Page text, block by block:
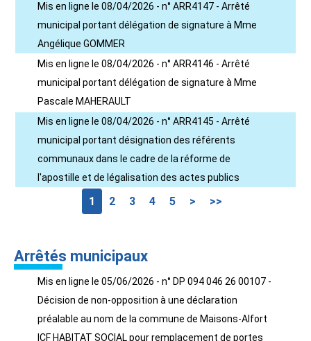
Mis en ligne le 08/04/2026 - n° ARR4147 - Arrêté
municipal portant délégation de signature à Mme
Angélique GOMMER
Mis en ligne le 08/04/2026 - n° ARR4146 - Arrêté
municipal portant délégation de signature à Mme
Pascale MAHERAULT
Mis en ligne le 08/04/2026 - n° ARR4145 - Arrêté
municipal portant désignation des référents
communaux dans le cadre de la réforme de
l'apostille et de légalisation des actes publics
1 2 3 4 5 > >>
Arrêtés municipaux
Mis en ligne le 05/06/2026 - n° DP 094 046 26 00107 -
Décision de non-opposition à une déclaration
préalable au nom de la commune de Maisons-Alfort
ICF HABITAT SOCIAL pour remplacement de portes